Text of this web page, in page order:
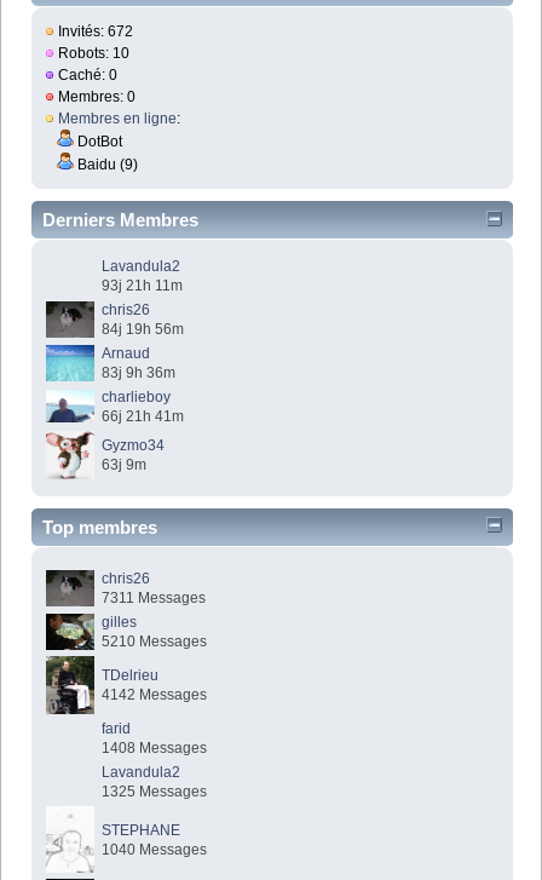
Invités: 672
Robots: 10
Caché: 0
Membres: 0
Membres en ligne:
DotBot
Baidu (9)
Derniers Membres
Lavandula2
93j 21h 11m
chris26
84j 19h 56m
Arnaud
83j 9h 36m
charlieboy
66j 21h 41m
Gyzmo34
63j 9m
Top membres
chris26
7311 Messages
gilles
5210 Messages
TDelrieu
4142 Messages
farid
1408 Messages
Lavandula2
1325 Messages
STEPHANE
1040 Messages